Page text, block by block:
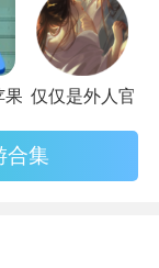
果正版仅仅是外人官方
合集